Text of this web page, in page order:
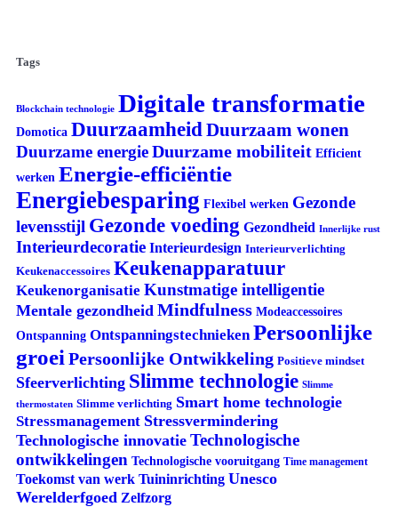
Tags
Blockchain technologie Digitale transformatie
Domotica Duurzaamheid Duurzaam wonen
Duurzame energieDuurzame mobiliteit Efficient
werken Energie-efficiëntie
Energiebesparing Flexibel werken Gezonde
levensstijl Gezonde voeding Gezondheid Innerlijke rust
Interieurdecoratie Interieurdesign Interieurverlichting
Keukenaccessoires Keukenapparatuur
Keukenorganisatie Kunstmatige intelligentie
Mentale gezondheid Mindfulness Modeaccessoires
Ontspanning Ontspanningstechnieken Persoonlijke
groei Persoonlijke Ontwikkeling Positieve mindset
Sfeerverlichting Slimme technologie Slimme
thermostaten Slimme verlichting Smart home technologie
Stressmanagement Stressvermindering
Technologische innovatie Technologische
ontwikkelingen Technologische vooruitgang Time management
Toekomst van werk Tuininrichting Unesco
Werelderfgoed Zelfzorg